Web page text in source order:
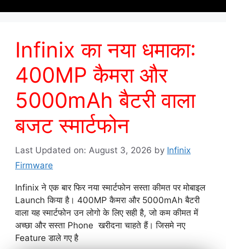
Infinix का नया धमाका:
400MP कैमरा और
5000mAh बैटरी वाला
बजट स्मार्टफोन
Last Updated on: August 3, 2026 by Infinix
Firmware
Infinix ने एक बार फिर नया स्मार्टफोन सस्ता कीमत पर मोबाइल
Launch किया है। 400MP कैमरा और 5000mAh बैटरी
वाला यह स्मार्टफोन उन लोगो के लिए सही है, जो कम कीमत में
अच्छा और सस्ता Phone खरीदना चाहते हैं। जिसमे नए
Feature डाले गए है